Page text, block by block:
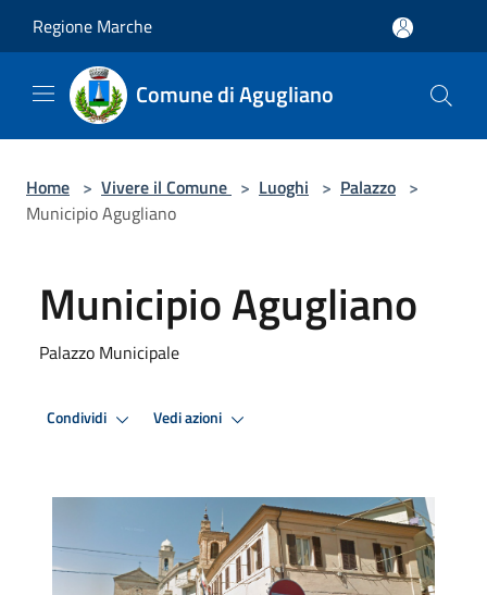
Regione Marche
Comune di Agugliano
Home > Vivere il Comune > Luoghi > Palazzo >
Municipio Agugliano
Municipio Agugliano
Palazzo Municipale
Condividi Vedi azioni